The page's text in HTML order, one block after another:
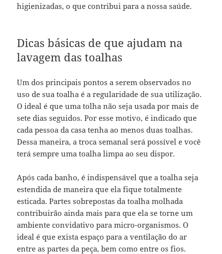
higienizadas, o que contribui para a nossa saúde.
Dicas básicas de que ajudam na
lavagem das toalhas
Um dos principais pontos a serem observados no
uso de sua toalha é a regularidade de sua utilização.
O ideal é que uma tolha não seja usada por mais de
sete dias seguidos. Por esse motivo, é indicado que
cada pessoa da casa tenha ao menos duas toalhas.
Dessa maneira, a troca semanal será possível e você
terá sempre uma toalha limpa ao seu dispor.
Após cada banho, é indispensável que a toalha seja
estendida de maneira que ela fique totalmente
esticada. Partes sobrepostas da toalha molhada
contribuirão ainda mais para que ela se torne um
ambiente convidativo para micro-organismos. O
ideal é que exista espaço para a ventilação do ar
entre as partes da peça, bem como entre os fios.